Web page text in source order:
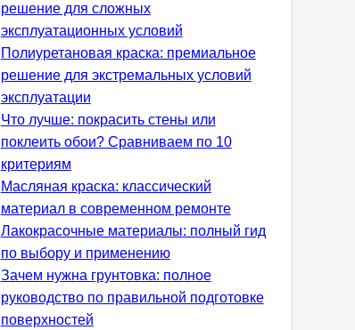
решение для сложных
эксплуатационных условий
Полиуретановая краска: премиальное
решение для экстремальных условий
эксплуатации
Что лучше: покрасить стены или
поклеить обои? Сравниваем по 10
критериям
Масляная краска: классический
материал в современном ремонте
Лакокрасочные материалы: полный гид
по выбору и применению
Зачем нужна грунтовка: полное
руководство по правильной подготовке
поверхностей